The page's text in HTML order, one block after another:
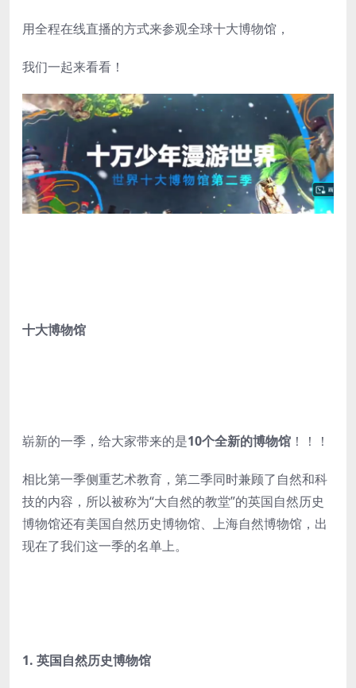
用全程在线直播的方式来参观全球十大博物馆，
我们一起来看看！
十大博物馆
崭新的一季，给大家带来的是10个全新的博物馆 ！！！
相比第一季侧重艺术教育，第二季同时兼顾了自然和科
技的内容，所以被称为“大自然的教堂”的英国自然历史
博物馆还有美国自然历史博物馆、上海自然博物馆，出
现在了我们这一季的名单上。
1. 英国自然历史博物馆